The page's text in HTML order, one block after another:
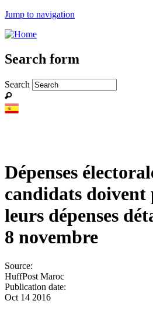
Jump to navigation
Search form
Search
Dépenses
candidats doivent
leurs dépenses
8 novembre
Source:
HuffPost Maroc
Publication date:
Oct 14 2016